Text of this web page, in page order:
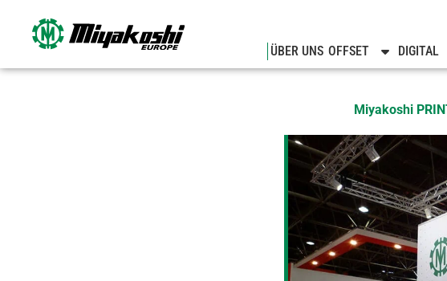
springen
ÜBER UNS OFFSET DIGITAL
Miyakoshi